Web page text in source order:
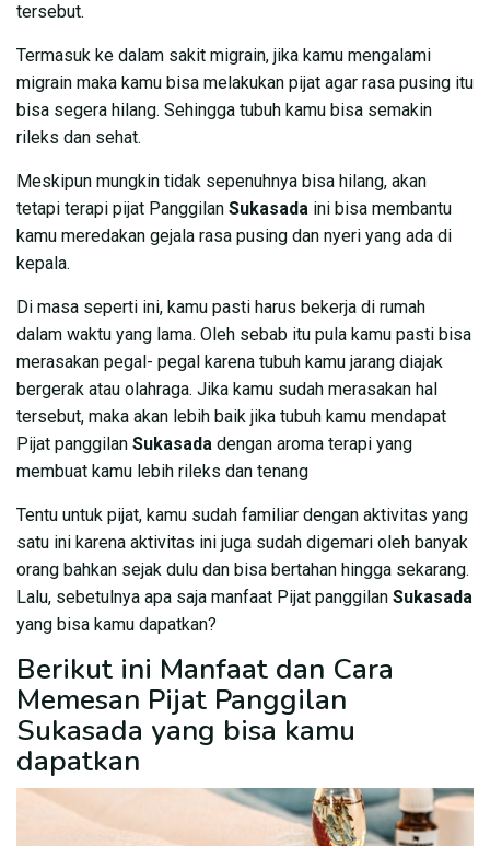
tersebut.
Termasuk ke dalam sakit migrain, jika kamu mengalami
migrain maka kamu bisa melakukan pijat agar rasa pusing itu
bisa segera hilang. Sehingga tubuh kamu bisa semakin
rileks dan sehat.
Meskipun mungkin tidak sepenuhnya bisa hilang, akan
tetapi terapi pijat Panggilan Sukasada ini bisa membantu
kamu meredakan gejala rasa pusing dan nyeri yang ada di
kepala.
Di masa seperti ini, kamu pasti harus bekerja di rumah
dalam waktu yang lama. Oleh sebab itu pula kamu pasti bisa
merasakan pegal- pegal karena tubuh kamu jarang diajak
bergerak atau olahraga. Jika kamu sudah merasakan hal
tersebut, maka akan lebih baik jika tubuh kamu mendapat
Pijat panggilan Sukasada dengan aroma terapi yang
membuat kamu lebih rileks dan tenang
Tentu untuk pijat, kamu sudah familiar dengan aktivitas yang
satu ini karena aktivitas ini juga sudah digemari oleh banyak
orang bahkan sejak dulu dan bisa bertahan hingga sekarang.
Lalu, sebetulnya apa saja manfaat Pijat panggilan Sukasada
yang bisa kamu dapatkan?
Berikut ini Manfaat dan Cara
Memesan Pijat Panggilan
Sukasada yang bisa kamu
dapatkan